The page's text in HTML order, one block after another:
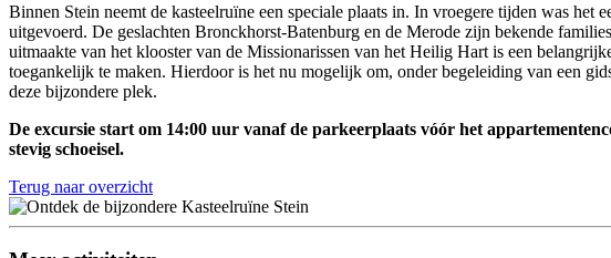
Binnen Stein neemt de kasteelruïne een speciale plaats in. In vroegere tijden was
uitgevoerd. De geslachten Bronckhorst-Batenburg en de Merode zijn bekende
uitmaakte van het klooster van de Missionarissen van het Heilig Hart is een
toegankelijk te maken. Hierdoor is het nu mogelijk om, onder begeleiding van een
deze bijzondere plek.
De excursie start om 14:00 uur vanaf de parkeerplaats vóór het
stevig schoeisel.
Terug naar overzicht